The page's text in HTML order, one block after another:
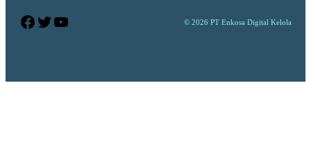
Facebook
Twitter
YouTube © 2026 PT Enkosa Digital Kelola